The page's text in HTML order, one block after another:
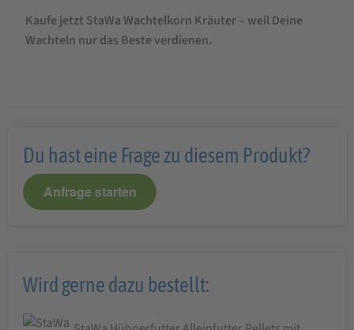
Kaufe jetzt StaWa Wachtelkorn Kräuter – weil Deine
Wachteln nur das Beste verdienen.
Du hast eine Frage zu diesem Produkt?
Anfrage starten
Wird gerne dazu bestellt: